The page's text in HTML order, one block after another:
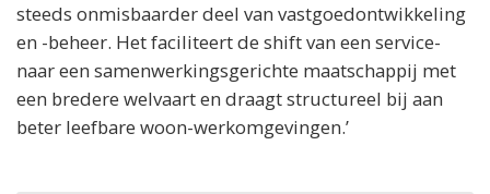
steeds onmisbaarder deel van vastgoedontwikkeling
en -beheer. Het faciliteert de shift van een service-
naar een samenwerkingsgerichte maatschappij met
een bredere welvaart en draagt structureel bij aan
beter leefbare woon-werkomgevingen.’